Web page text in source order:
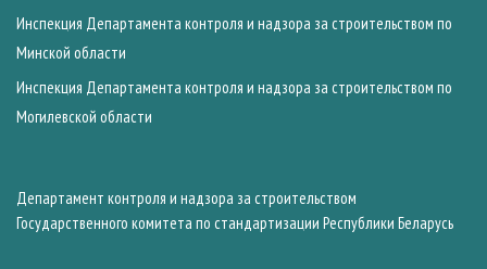
Инспекция Департамента контроля и надзора за строительством по
Минской области
Инспекция Департамента контроля и надзора за строительством по
Могилевской области
Департамент контроля и надзора за строительством
Государственного комитета по стандартизации Республики Беларусь